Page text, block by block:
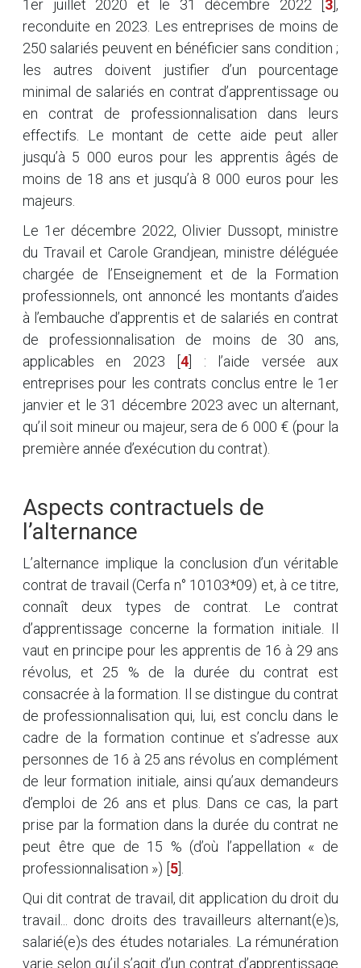
1er juillet 2020 et le 31 décembre 2022
3,
reconduite en 2023. Les entreprises de moins de
250 salariés peuvent en bénéficier sans condition ;
les autres doivent justifier d’un pourcentage
minimal de salariés en contrat d’apprentissage ou
en contrat de professionnalisation dans leurs
effectifs. Le montant de cette aide peut aller
jusqu’à 5 000 euros pour les apprentis âgés de
moins de 18 ans et jusqu’à 8 000 euros pour les
majeurs.
Le 1er décembre 2022, Olivier Dussopt, ministre
du Travail et Carole Grandjean, ministre déléguée
chargée de l’Enseignement et de la Formation
professionnels, ont annoncé les montants d’aides
à l’embauche d’apprentis et de salariés en contrat
de professionnalisation de moins de 30 ans,
applicables en 2023 [4
: l’aide versée aux
entreprises pour les contrats conclus entre le 1er
janvier et le 31 décembre 2023 avec un alternant,
qu’il soit mineur ou majeur, sera de 6 000 € (pour la
première année d’exécution du contrat).
Aspects contractuels de
l’alternance
L’alternance implique la conclusion d’un véritable
contrat de travail (Cerfa n° 10103*09) et, à ce titre,
connaît deux types de contrat. Le contrat
d’apprentissage concerne la formation initiale. Il
vaut en principe pour les apprentis de 16 à 29 ans
révolus, et 25 % de la durée du contrat est
consacrée à la formation. Il se distingue du contrat
de professionnalisation qui, lui, est conclu dans le
cadre de la formation continue et s’adresse aux
personnes de 16 à 25 ans révolus en complément
de leur formation initiale, ainsi qu’aux demandeurs
d’emploi de 26 ans et plus. Dans ce cas, la part
prise par la formation dans la durée du contrat ne
peut être que de 15 % (d’où l’appellation « de
professionnalisation ») 5
Qui dit contrat de travail, dit application du droit du
travail... donc droits des travailleurs alternant(e)s,
salarié(e)s des études notariales. La rémunération
varie selon qu’il s’agit d’un contrat d’apprentissage